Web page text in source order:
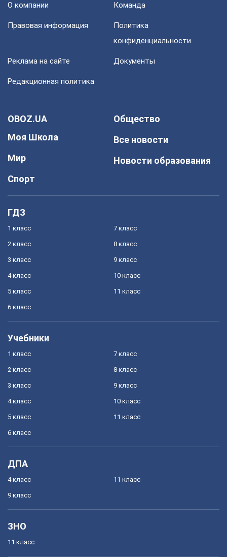
О компании Команда
Правовая информация
Политика
конфиденциальности
Реклама на сайте Документы
Редакционная политика
OBOZ.UA
Моя Школа
Мир
Спорт
Общество
Все новости
Новости образования
ГДЗ
1 класс
2 класс
3 класс
4 класс
5 класс
6 класс
7 класс
8 класс
9 класс
10 класс
11 класс
Учебники
1 класс
2 класс
3 класс
4 класс
5 класс
6 класс
7 класс
8 класс
9 класс
10 класс
11 класс
ДПА
4 класс
9 класс
11 класс
ЗНО
11 класс